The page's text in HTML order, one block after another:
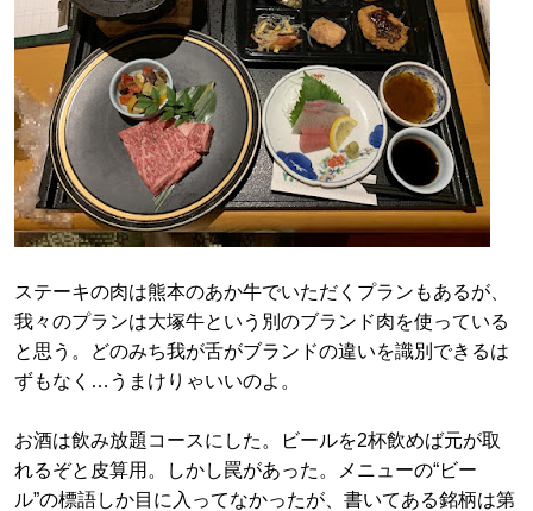
ステーキの肉は熊本のあか牛でいただくプランもあるが、
我々のプランは大塚牛という別のブランド肉を使っている
と思う。どのみち我が舌がブランドの違いを識別できるは
ずもなく…うまけりゃいいのよ。
お酒は飲み放題コースにした。ビールを2杯飲めば元が取
れるぞと皮算用。しかし罠があった。メニューの“ビー
ル”の標語しか目に入ってなかったが、書いてある銘柄は第